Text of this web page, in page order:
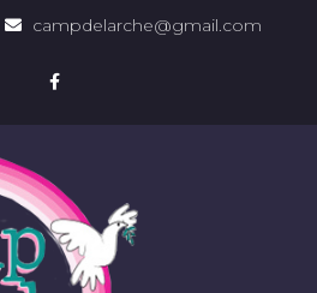
campdelarche@gmail.com